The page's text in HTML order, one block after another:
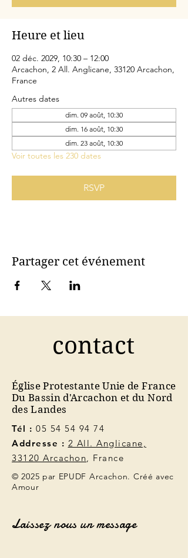
Heure et lieu
02 déc. 2029, 10:30 – 12:00
Arcachon, 2 All. Anglicane, 33120 Arcachon,
France
Autres dates
dim. 09 août, 10:30
dim. 16 août, 10:30
dim. 23 août, 10:30
Voir toutes les 230 dates
RSVP
Partager cet événement
contact
Église Protestante Unie de France
Du Bassin d'Arcachon et du Nord
des Landes
Tél : 05 54 54 94 74
Addresse : 2 All. Anglicane,
33120 Arcachon, France
© 2025 par EPUDF Arcachon. Créé avec
Amour
Laissez nous un message